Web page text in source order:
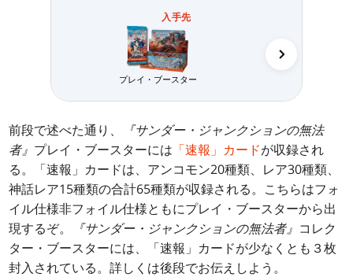
入手先
プレイ・ブースター
前段で述べた通り、
『サンダー・ジャンクションの無法
者』 プレイ・ブースターには 「速報」カードが収録され
る。「速報」カードは、アンコモン20種類、レア30種類、
神話レア15種類の合計65種類が収録される。こちらはフォ
イル仕様非フォイル仕様ともにプレイ・ブースターから出
現するぞ。
『サンダー・ジャンクションの無法者』 コレク
ター・ブースターには、「速報」カードが少なくとも３枚
封入されている。詳しくは後段でお伝えしよう。